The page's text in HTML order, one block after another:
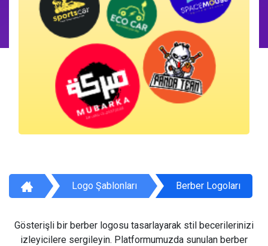
Logo Şablonları Berber Logoları
Gösterişli bir berber logosu tasarlayarak stil becerilerinizi
izleyicilere sergileyin. Platformumuzda sunulan berber